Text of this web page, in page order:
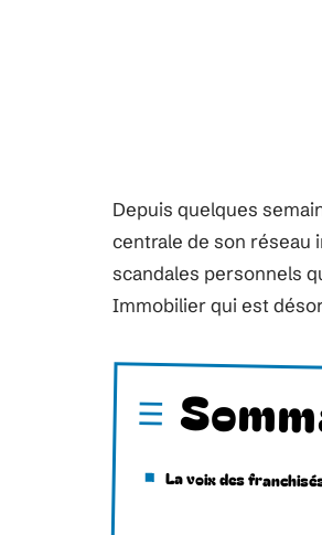
Depuis quelques
centrale de son réseau
scandales personnels
Immobilier qui est
La voix des